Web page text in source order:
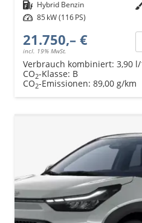
Kraftstoff Hybrid Benzin
Leistung 85 kW (116 PS)
21.750,– €
incl. 19% MwSt.
Verbrauch kombiniert: 3,90
CO2-Klasse: B
CO2-Emissionen: 89,00 g/km